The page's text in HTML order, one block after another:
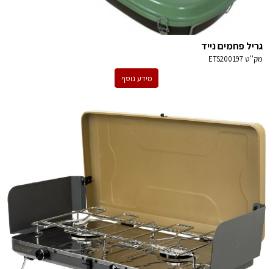
גריל פחמים נייד
מק''טETS200197
מידע נוסף